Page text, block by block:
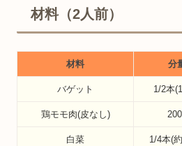
材料（2人前）
材料 分
バゲット 1/2本
鶏モモ肉(皮なし)
白菜 1/4本(